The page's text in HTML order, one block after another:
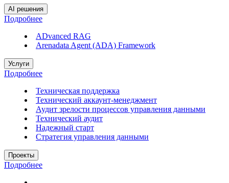
AI решения
Подробнее
ADvanced RAG
Arenadata Agent (ADA) Framework
Услуги
Подробнее
Техническая поддержка
Технический аккаунт-менеджмент
Аудит зрелости процессов управления данными
Технический аудит
Надежный старт
Стратегия управления данными
Проекты
Подробнее